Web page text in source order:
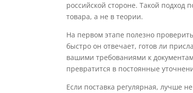
российской стороне. Такой подход
товара, а не в теории.
На первом этапе полезно
быстро он отвечает, готов ли
вашими требованиями к
превратится в постоянные
Если поставка регулярная, лучше